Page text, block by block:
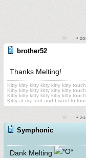
•
brother52
Thanks Melting!
Kitty kitty kitty kitty kitty kitty
Kitty kitty kitty kitty kitty kitty
Kitty kitty kitty kitty kitty kitty
Kitty at my foot and I want to
•
Symphonic
Dank Melting